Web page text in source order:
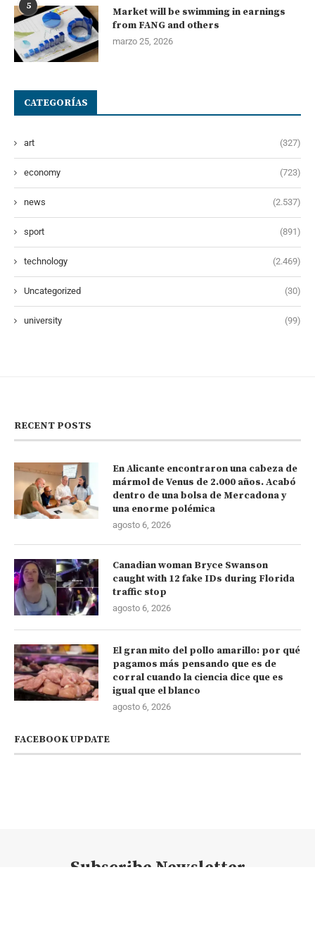
5
Market will be swimming in earnings
from FANG and others
marzo 25, 2026
CATEGORÍAS
art (327)
economy (723)
news (2.537)
sport (891)
technology (2.469)
Uncategorized (30)
university (99)
RECENT POSTS
En Alicante encontraron una cabeza de
mármol de Venus de 2.000 años. Acabó
dentro de una bolsa de Mercadona y
una enorme polémica
agosto 6, 2026
Canadian woman Bryce Swanson
caught with 12 fake IDs during Florida
traffic stop
agosto 6, 2026
El gran mito del pollo amarillo: por qué
pagamos más pensando que es de
corral cuando la ciencia dice que es
igual que el blanco
agosto 6, 2026
FACEBOOK UPDATE
Subscribe Newsletter